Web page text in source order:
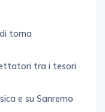
torna
tra i tesori
e su Sanremo